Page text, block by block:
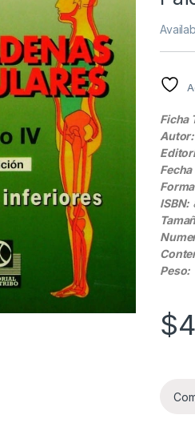
Ficha
Autor:
ISBN:
Peso:
$